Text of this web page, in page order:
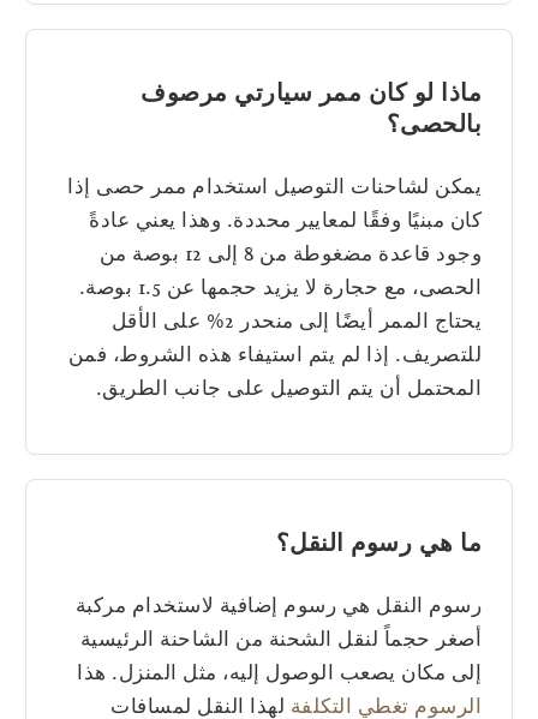
ماذا لو كان ممر سيارتي مرصوف
بالحصى؟
يمكن لشاحنات التوصيل استخدام ممر حصى إذا
كان مبنيًا وفقًا لمعايير محددة. وهذا يعني عادةً
وجود قاعدة مضغوطة من 8 إلى 12 بوصة من
الحصى، مع حجارة لا يزيد حجمها عن 1.5 بوصة.
يحتاج الممر أيضًا إلى منحدر 2% على الأقل
للتصريف. إذا لم يتم استيفاء هذه الشروط، فمن
المحتمل أن يتم التوصيل على جانب الطريق.
ما هي رسوم النقل؟
رسوم النقل هي رسوم إضافية لاستخدام مركبة
أصغر حجماً لنقل الشحنة من الشاحنة الرئيسية
إلى مكان يصعب الوصول إليه، مثل المنزل. هذا
الرسوم تغطي التكلفةلهذا النقل لمسافات